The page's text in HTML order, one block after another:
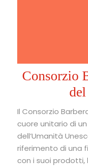
Consorzio
Il Consorzio
cuore unitario di
dell’Umanità
riferimento di una
con i suoi prodotti,